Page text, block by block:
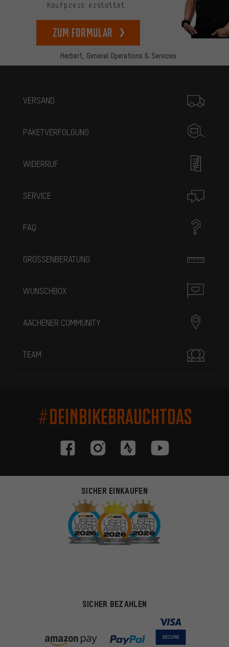
Herbert, General Operations & Services
Kaufpreis erstattet.
zum Formular
VERSAND
PAKETVERFOLGUNG
WIDERRUF
SERVICE
FAQ
GRÖSSENBERATUNG
WUNSCHBOX
AACHENER COMMUNITY
TEAM
#DEINBIKEBRAUCHTDAS
SICHER EINKAUFEN
SICHER BEZAHLEN